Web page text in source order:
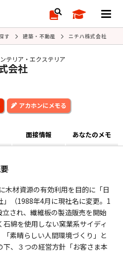
す 建築・不動産 ニチハ株式会社
テリア・エクステリア
会社
アカホンにメモる
面接情報 あなたのメモ
木材資源の有効利用を目的に「日
（1988年4月に現社名に変更。1
され、繊維板の製造販売を開始
綿を使用しない窯業系サイディ
素晴らしい人間環境づくり」と
、３つの経営方針「お客さま本